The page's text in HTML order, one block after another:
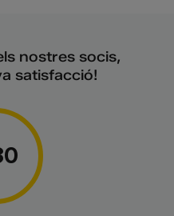
nostres socis,
satisfacció!